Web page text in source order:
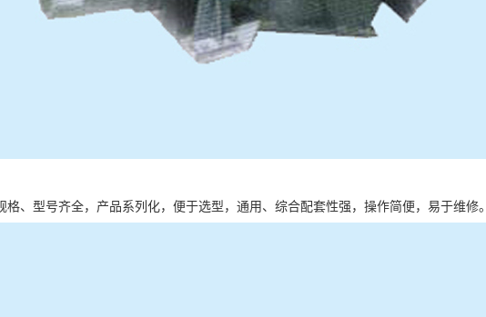
格、型号齐全，产品系列化，便于选型，通用、综合配套性强，操作简便，易于维修。